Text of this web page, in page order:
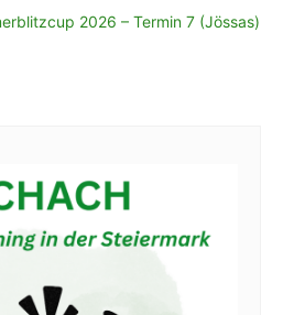
2026 – Termin 7 (Jössas)